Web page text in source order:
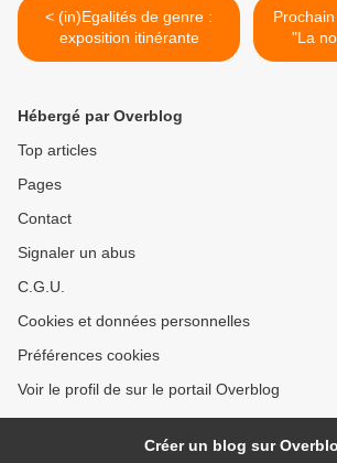
< (in)Egalités de genre :
exposition itinérante
"La
Hébergé par Overblog
Top articles
Pages
Contact
Signaler un abus
C.G.U.
Cookies et données personnelles
Préférences cookies
Voir le profil de sur le portail Overblog
Créer un blog sur